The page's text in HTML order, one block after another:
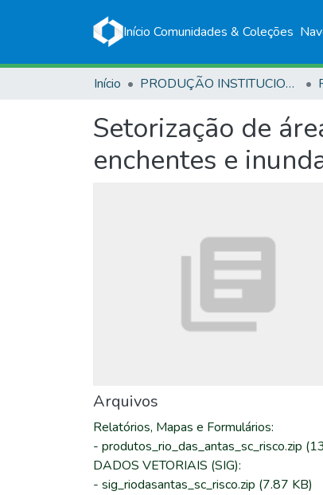
Início Comunidades & Coleções
Início PRODUÇÃO INSTITUCIONAL
Setorização de
enchentes e
Arquivos
Relatórios, Mapas e Formulários:
- produtos_rio_das_antas_sc_risco.zip
DADOS VETORIAIS (SIG):
- sig_riodasantas_sc_risco.zip (7.87 KB)